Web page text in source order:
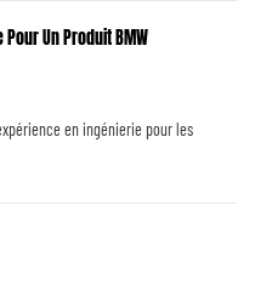
Un Produit BMW
en ingénierie pour les